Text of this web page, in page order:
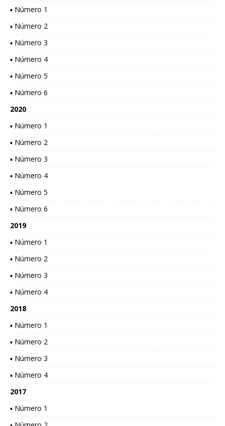
▪ Número 1
▪ Número 2
▪ Número 3
▪ Número 4
▪ Número 5
▪ Número 6
2020
▪ Número 1
▪ Número 2
▪ Número 3
▪ Número 4
▪ Número 5
▪ Número 6
2019
▪ Número 1
▪ Número 2
▪ Número 3
▪ Número 4
2018
▪ Número 1
▪ Número 2
▪ Número 3
▪ Número 4
2017
▪ Número 1